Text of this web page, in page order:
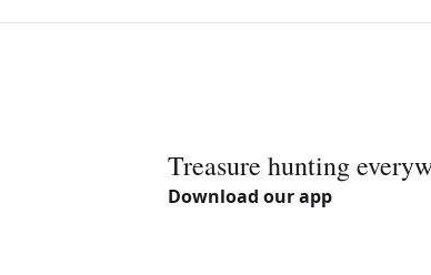
Treasure hunting
Download our app